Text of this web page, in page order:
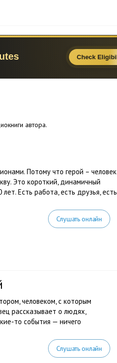
автора.
Потому что герой – человек
Это короткий, динамичный
Есть работа, есть друзья, есть
Слушать онлайн
человеком, с которым
рассказывает о людях,
то события — ничего
Слушать онлайн